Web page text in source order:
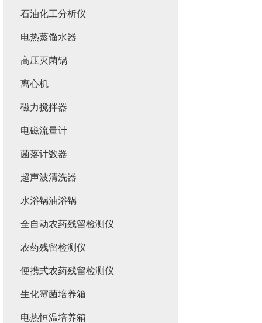
石油化工分析仪
电热蒸馏水器
高压灭菌锅
离心机
磁力搅拌器
电磁流量计
菌落计数器
超声波清洗器
水浴锅油浴锅
全自动农药残留检测仪
农药残留检测仪
便携式农药残留检测仪
生化霉菌培养箱
电热恒温培养箱